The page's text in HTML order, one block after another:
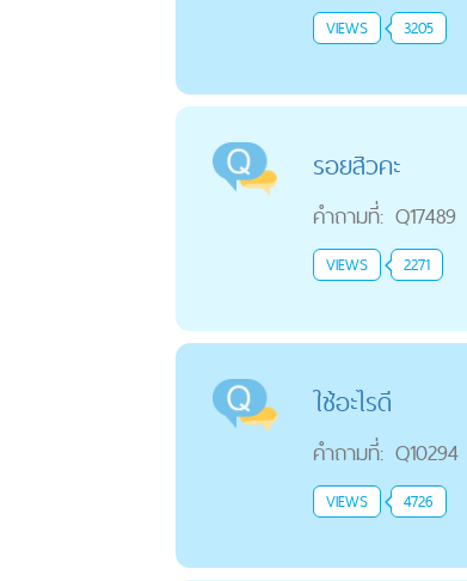
VIEWS 3205
รอยสิวคะ
คำถามที่: Q17489
VIEWS 2271
ใช้อะไรดี
คำถามที่: Q10294
VIEWS 4726